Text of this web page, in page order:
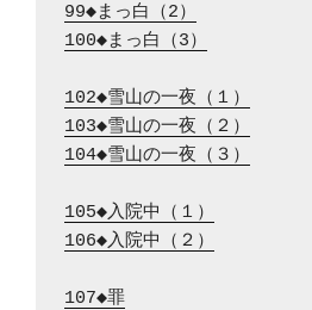
99◆まっ白（2）
100◆まっ白（3）
102◆雪山の一夜（１）
103◆雪山の一夜（２）
104◆雪山の一夜（３）
105◆入院中（１）
106◆入院中（２）
107◆罪